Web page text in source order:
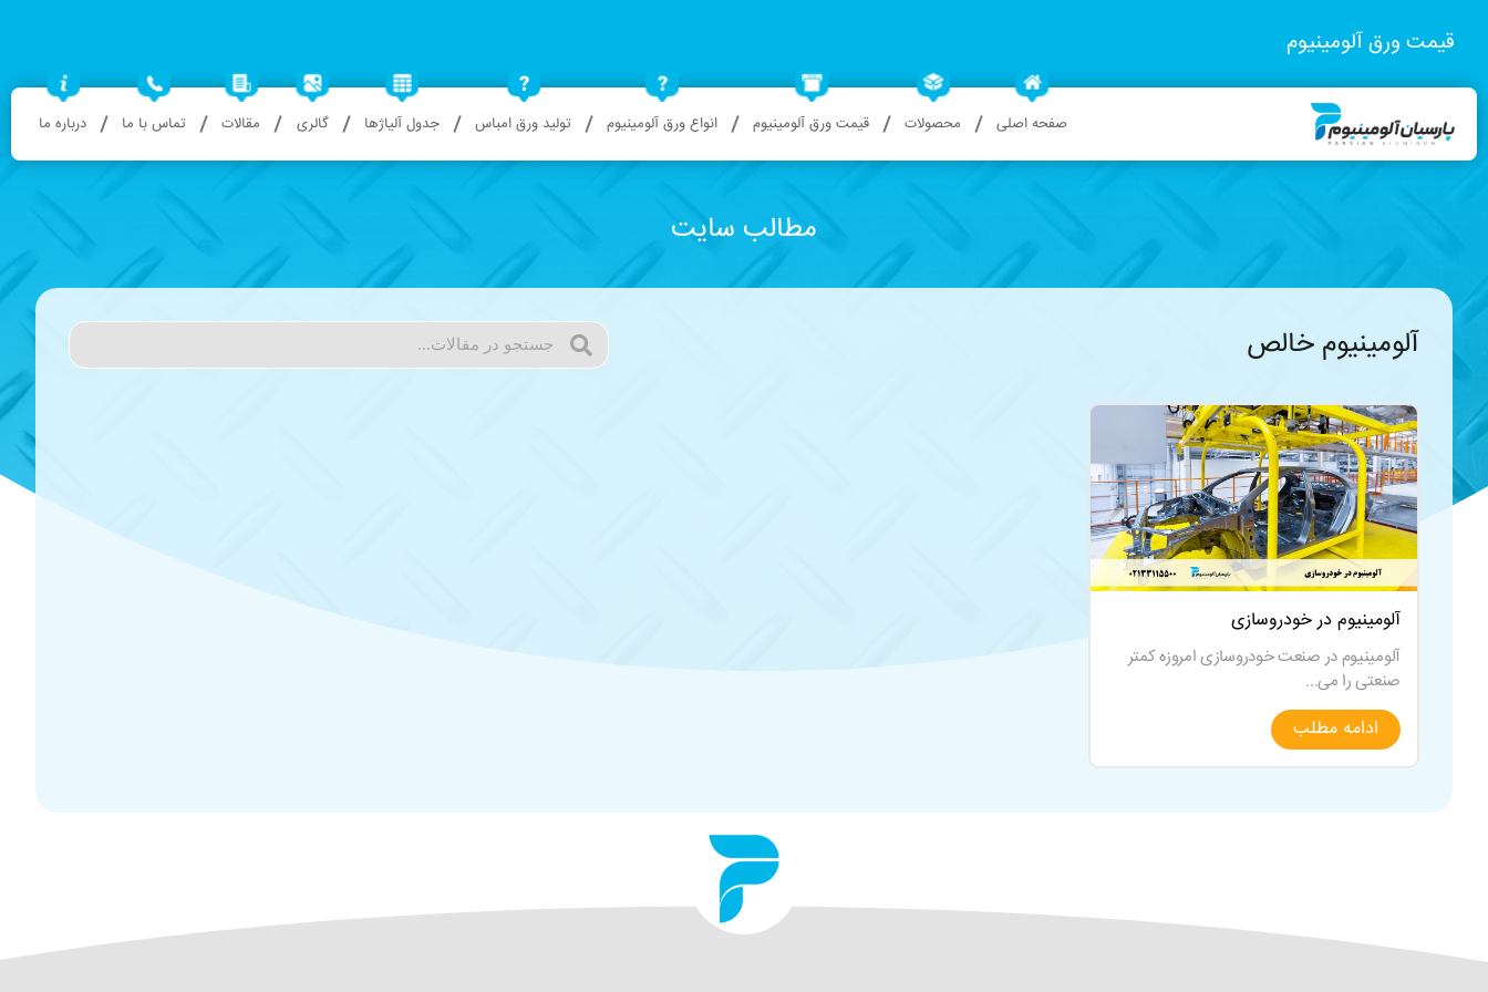
قیمت ورق آلومینیوم
صفحه اصلی محصولات قیمت ورق آلومینیوم انواع ورق آلومینیوم تولید ورق امباس جدول آلیاژها گالری مقالات تماس با ما درباره ما
مطالب سایت
آلومینیوم خالص
آلومینیوم در خودروسازی
آلومینیوم در صنعت خودروسازی امروزه کمتر
صنعتی را می...
ادامه مطلب